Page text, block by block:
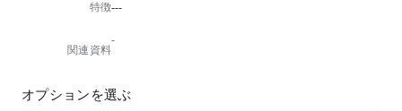
特徴---
関連資料
-
オプションを選ぶ